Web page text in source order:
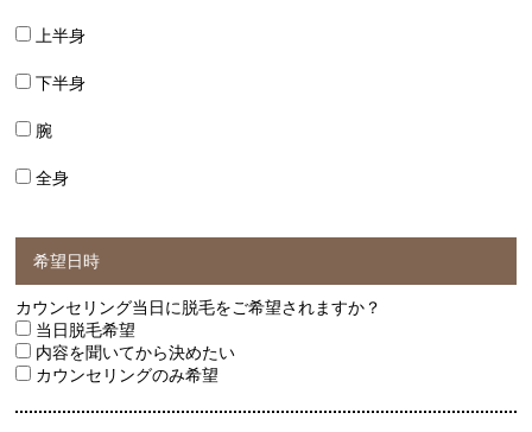
上半身
下半身
腕
全身
希望日時
カウンセリング当日に脱毛をご希望されますか？
当日脱毛希望
内容を聞いてから決めたい
カウンセリングのみ希望